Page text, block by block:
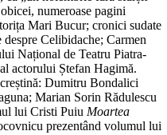
numeroase pagini
Mari Bucur; cronici sudate
Celibidache; Carmen
Național de Teatru Piatra-
al actorului Ștefan Hagimă.
Dumitru Bondalici
Marian Sorin Rădulescu
lui Cristi PuiuMoartea
prezentând volumul lui